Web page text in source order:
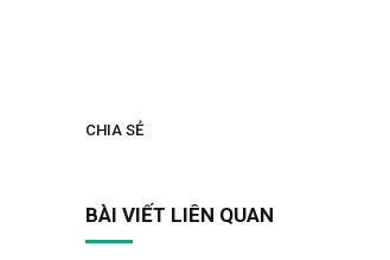
CHIA SẺ
BÀI VIẾT LIÊN QUAN